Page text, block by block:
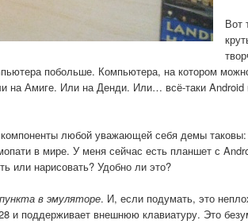
Вот
побольше. Компьютера, на котором
на Амиге. Или на Денди. Или… всё-таки
любой уважающей себя демы
в мире. У меня сейчас есть планшет с
или нарисовать? Удобно ли это?
в эмуляторе. И, если подумать, это
и поддерживает внешнюю клавиатуру. Это